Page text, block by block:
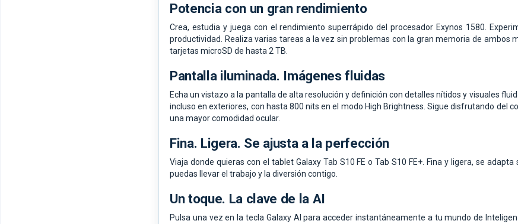
Potencia con un gran rendimiento
Crea, estudia y juega con el rendimiento superrápido del procesador Exynos 1580.
productividad. Realiza varias tareas a la vez sin problemas con la gran memoria de ambos
tarjetas microSD de hasta 2 TB.
Pantalla iluminada. Imágenes fluidas
Echa un vistazo a la pantalla de alta resolución y definición con detalles nítidos y visuales
incluso en exteriores, con hasta 800 nits en el modo High Brightness. Sigue disfrutando del
una mayor comodidad ocular.
Fina. Ligera. Se ajusta a la perfección
Viaja donde quieras con el tablet Galaxy Tab S10 FE o Tab S10 FE+. Fina y ligera, se
puedas llevar el trabajo y la diversión contigo.
Un toque. La clave de la AI
Pulsa una vez en la tecla Galaxy AI para acceder instantáneamente a tu mundo de